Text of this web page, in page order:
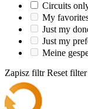
Circuits
My
Just my
Just my
Meine
Zapisz filtr Reset filter